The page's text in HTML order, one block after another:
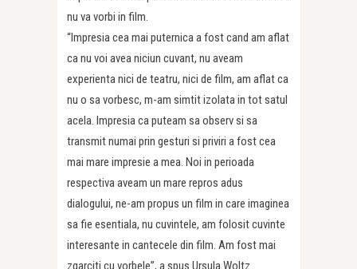
nu va vorbi in film.
“Impresia cea mai puternica a fost cand am aflat
ca nu voi avea niciun cuvant, nu aveam
experienta nici de teatru, nici de film, am aflat ca
nu o sa vorbesc, m-am simtit izolata in tot satul
acela. Impresia ca puteam sa observ si sa
transmit numai prin gesturi si priviri a fost cea
mai mare impresie a mea. Noi in perioada
respectiva aveam un mare repros adus
dialogului, ne-am propus un film in care imaginea
sa fie esentiala, nu cuvintele, am folosit cuvinte
interesante in cantecele din film. Am fost mai
zgarciti cu vorbele”, a spus Ursula Woltz .